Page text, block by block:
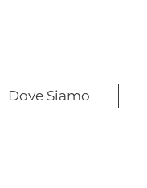
Dove Siamo